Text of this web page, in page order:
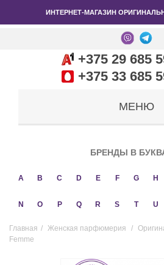
ИНТЕРНЕТ-МАГАЗИН
+375 29 685
+375 33 685
МЕНЮ
БРЕНДЫ В
A B C D E F G H
N O P Q R S T U
Главная / Женская парфюмерия /
Femme